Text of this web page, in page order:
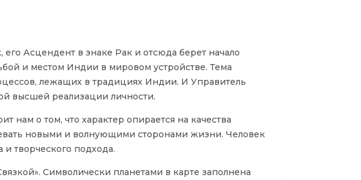
Асцендент в знаке Рак и отсюда берет начало
и местом Индии в мировом устройстве. Тема
лежащих в традициях Индии. И Управитель
высшей реализации личности.
нам о том, что характер опирается на качества
новыми и волнующими сторонами жизни. Человек
творческого подхода.
Символически планетами в карте заполнена